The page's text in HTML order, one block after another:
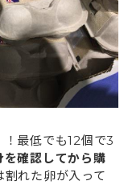
最低でも12個で3
確認してから購
割れた卵が入って